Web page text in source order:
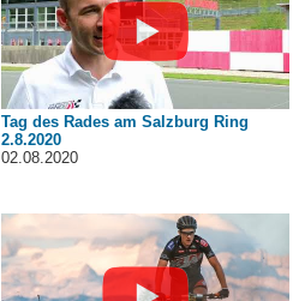
Tag des Rades am Salzburg Ring
2.8.2020
02.08.2020